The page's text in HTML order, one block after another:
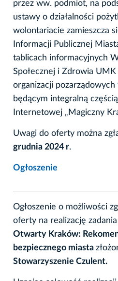
przez ww. podmiot, na
ustawy o działalności
wolontariacie zamieszcza
Informacji Publicznej
tablicach informacyjnych
Społecznej i Zdrowia
organizacji pozarządowych
będącym integralną
Internetowej „Magiczny
Uwagi do oferty można
grudnia 2024 r.
Ogłoszenie
Ogłoszenie o możliwości
oferty na realizację
Otwarty Kraków:
bezpiecznego miasta
Stowarzyszenie Czulent.